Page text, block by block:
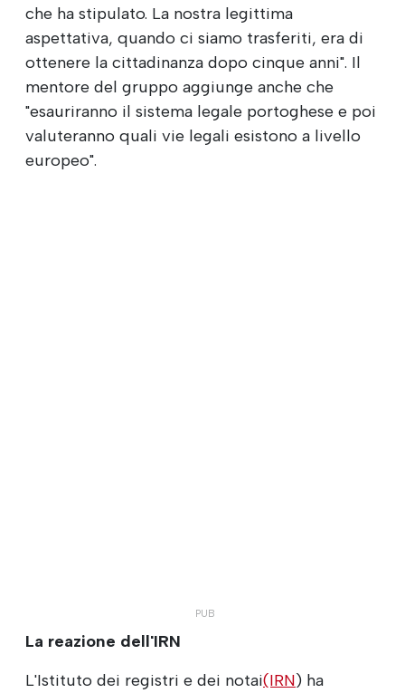
che ha stipulato. La nostra legittima
aspettativa, quando ci siamo trasferiti, era di
ottenere la cittadinanza dopo cinque anni". Il
mentore del gruppo aggiunge anche che
"esauriranno il sistema legale portoghese e poi
valuteranno quali vie legali esistono a livello
europeo".
La reazione dell'IRN
L'Istituto dei registri e dei notai(IRN) ha